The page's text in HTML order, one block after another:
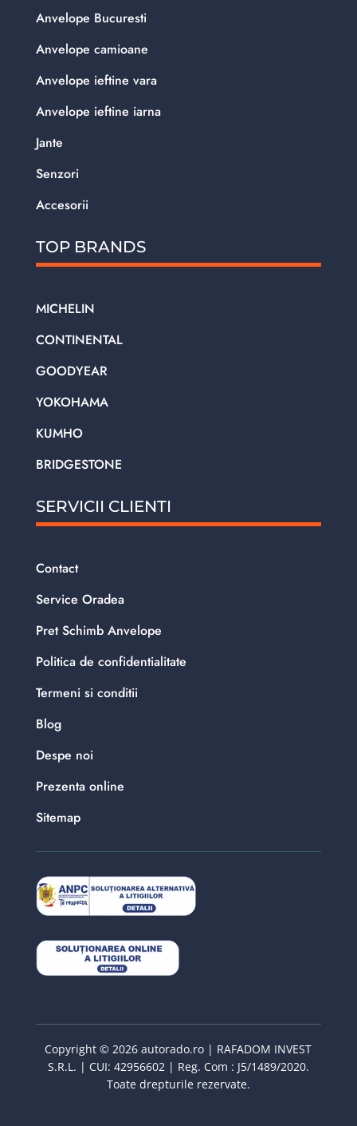
Anvelope Bucuresti
Anvelope camioane
Anvelope ieftine vara
Anvelope ieftine iarna
Jante
Senzori
Accesorii
TOP BRANDS
MICHELIN
CONTINENTAL
GOODYEAR
YOKOHAMA
KUMHO
BRIDGESTONE
SERVICII CLIENTI
Contact
Service Oradea
Pret Schimb Anvelope
Politica de confidentialitate
Termeni si conditii
Blog
Despe noi
Prezenta online
Sitemap
Copyright © 2026 autorado.ro | RAFADOM INVEST
S.R.L. | CUI: 42956602 | Reg. Com : J5/1489/2020.
Toate drepturile rezervate.